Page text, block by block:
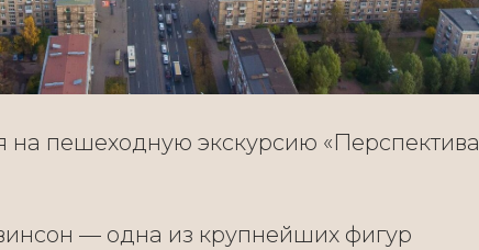
на пешеходную экскурсию «Перспектива
— одна из крупнейших фигур